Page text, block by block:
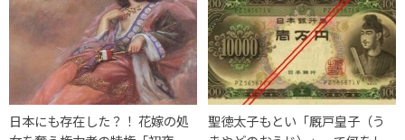
日本にも存在した？！ 花嫁の処
聖徳太子もとい「厩戸皇子（う